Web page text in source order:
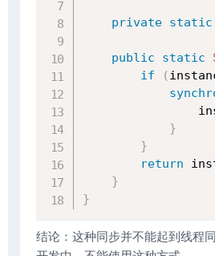
private static
public static
if
(
}
}
return
}
}
结论：这种同步并不能起到线程